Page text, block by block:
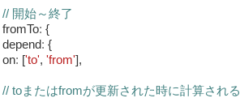
// 開始～終了
fromTo: {
depend: {
on: ['to', 'from'],
// toまたはfromが更新された時に計算される